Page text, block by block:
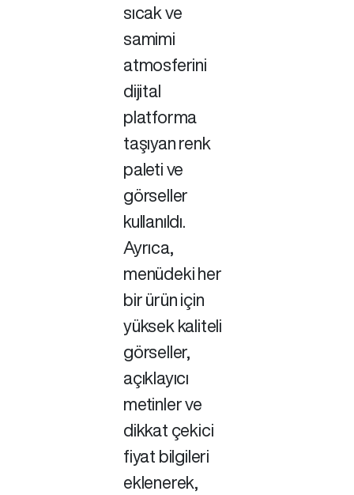
sıcak ve
samimi
atmosferini
dijital
platforma
taşıyan renk
paleti ve
görseller
kullanıldı.
Ayrıca,
menüdeki her
bir ürün için
yüksek kaliteli
görseller,
açıklayıcı
metinler ve
dikkat çekici
fiyat bilgileri
eklenerek,